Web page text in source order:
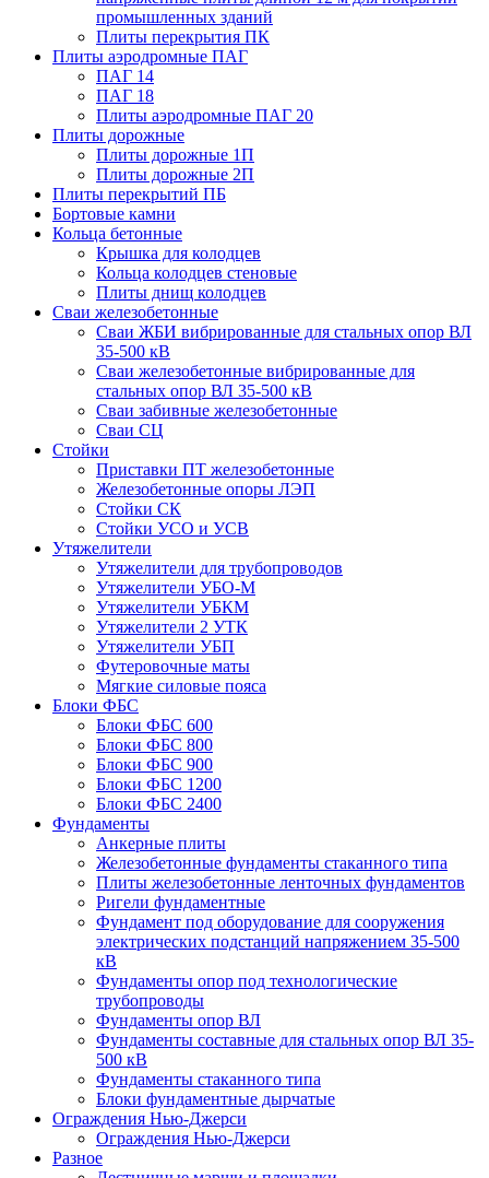
промышленных зданий
Плиты перекрытия ПК
Плиты аэродромные ПАГ
ПАГ 14
ПАГ 18
Плиты аэродромные ПАГ 20
Плиты дорожные
Плиты дорожные 1П
Плиты дорожные 2П
Плиты перекрытий ПБ
Бортовые камни
Кольца бетонные
Крышка для колодцев
Кольца колодцев стеновые
Плиты днищ колодцев
Сваи железобетонные
Сваи ЖБИ вибрированные для стальных опор ВЛ
35-500 кВ
Сваи железобетонные вибрированные для
стальных опор ВЛ 35-500 кВ
Сваи забивные железобетонные
Сваи СЦ
Стойки
Приставки ПТ железобетонные
Железобетонные опоры ЛЭП
Стойки СК
Стойки УСО и УСВ
Утяжелители
Утяжелители для трубопроводов
Утяжелители УБО-М
Утяжелители УБКМ
Утяжелители 2 УТК
Утяжелители УБП
Футеровочные маты
Мягкие силовые пояса
Блоки ФБС
Блоки ФБС 600
Блоки ФБС 800
Блоки ФБС 900
Блоки ФБС 1200
Блоки ФБС 2400
Фундаменты
Анкерные плиты
Железобетонные фундаменты стаканного типа
Плиты железобетонные ленточных фундаментов
Ригели фундаментные
Фундамент под оборудование для сооружения
электрических подстанций напряжением 35-500
кВ
Фундаменты опор под технологические
трубопроводы
Фундаменты опор ВЛ
Фундаменты составные для стальных опор ВЛ 35-
500 кВ
Фундаменты стаканного типа
Блоки фундаментные дырчатые
Ограждения Нью-Джерси
Ограждения Нью-Джерси
Разное